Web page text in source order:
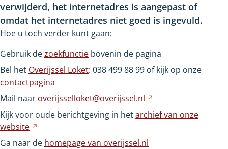
verwijderd, het internetadres is aangepast of
omdat het internetadres niet goed is ingevuld.
Hoe u toch verder kunt gaan:
Gebruik dezoekfunctie bovenin de pagina
Bel het Overijssel Loket: 0384998899 of kijk op onze
contactpagina
Mail naar overijsselloket@overijssel.nl
naar
Kijk voor oude berichtgeving in hetarchief van onze
website
naar
Ga naar de homepage van overijssel.nl